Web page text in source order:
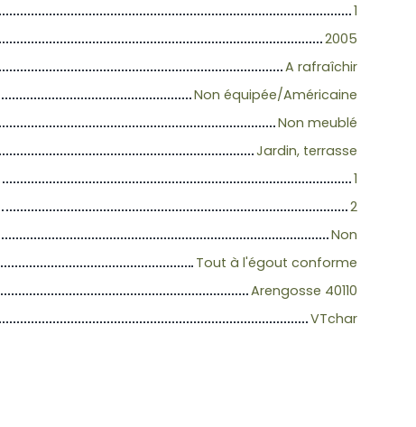
1
2005
A rafraîchir
Non équipée/Américaine
Non meublé
Jardin, terrasse
1
2
Non
Tout à l'égout conforme
Arengosse 40110
VTchar